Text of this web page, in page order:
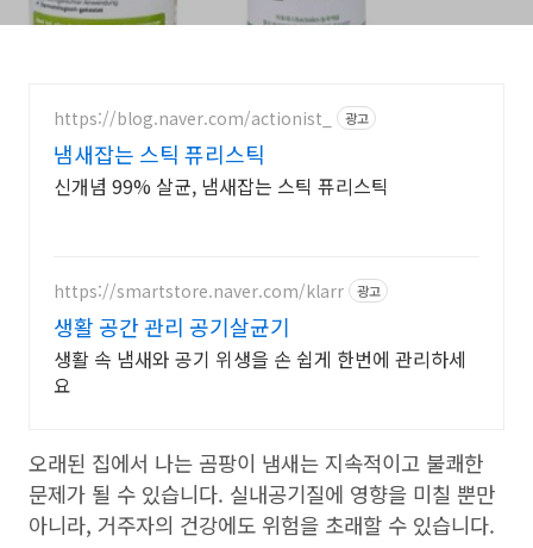
https://blog.naver.com/actionist_ 광고
냄새잡는 스틱 퓨리스틱
신개념 99% 살균, 냄새잡는 스틱 퓨리스틱
https://smartstore.naver.com/klarr 광고
생활 공간 관리 공기살균기
생활 속 냄새와 공기 위생을 손 쉽게 한번에 관리하세
요
오래된 집에서 나는 곰팡이 냄새는 지속적이고 불쾌한
문제가 될 수 있습니다. 실내공기질에 영향을 미칠 뿐만
아니라, 거주자의 건강에도 위험을 초래할 수 있습니다.